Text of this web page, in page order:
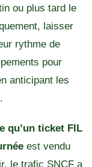
ou plus tard le
laisser
rythme de
pour
anticipant les
qu’un ticket FIL
est vendu
le trafic SNCF a